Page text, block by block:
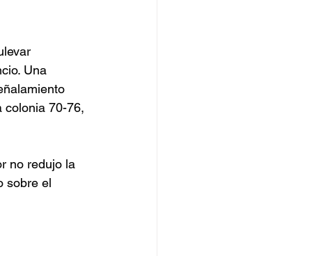
Una
colonia 70-76,
no redujo la
sobre el